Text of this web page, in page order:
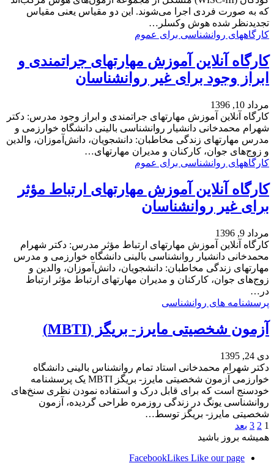
که به صورت فردی اجرا می‌شوند. این دو مقیاس یعنی مقیاس
تجدیدنظر شده هوش وکسلر…
کارگاههای روانشناسی برای عموم
کارگاه آنلاین آموزش مهارتهای جراتمندی و
ابراز وجود برای غیر روانشناسان
مرداد 10, 1396
کارگاه آنلاین آموزش مهارتهای جراتمندی و ابراز وجود مدرس: دکتر
شهرام محمدخانی دانشیار روانشناسی بالینی دانشگاه خوارزمی و
مدرس مهارتهای زندگی مخاطبان: دانشجویان، دانش‌آموزان، والدین
و زوج‌های جوان، کارکنان و مدیران مهارتهای…
کارگاههای روانشناسی برای عموم
کارگاه آنلاین آموزش مهارتهای ارتباط مؤثر
برای غیر روانشناسان
مرداد 9, 1396
کارگاه آنلاین آموزش مهارتهای ارتباط مؤثر مدرس: دکتر شهرام
محمدخانی دانشیار روانشناسی بالینی دانشگاه خوارزمی و مدرس
مهارتهای زندگی مخاطبان: دانشجویان، دانش‌آموزان، والدین و
زوج‌های جوان، کارکنان و مدیران مهارتهای ارتباط مؤثر ارتباط
در…
پرسشنامه های روانشناسی
آزمون شخصیتی مایرز- بریگز (MBTI)
دی 24, 1395
دکتر شهرام محمدخانی استاد تمام روانشناس بالینی دانشگاه
خوارزمی آزمون شخصیتی مایرز- بریگز MBTI یک پرسشنامه
خودسنج است که برای قابل درک و استفاده نمودن نظری سنخ‌های
روانشناسی یونگ در زندگی روزمره طراحی گردیده، آزمون
شخصیتی مایرز- بریگز توسط…
1
2
3 بعد
همیشه بروز باشید
FacebookLikes Like our page